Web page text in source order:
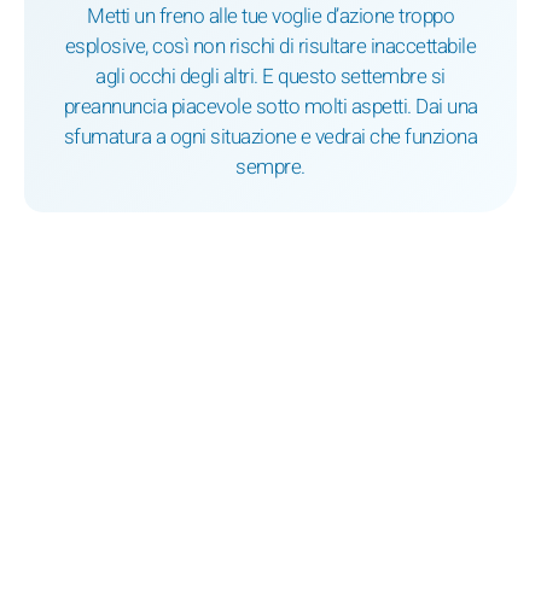
Metti un freno alle tue voglie d’azione troppo
esplosive, così non rischi di risultare inaccettabile
agli occhi degli altri. E questo settembre si
preannuncia piacevole sotto molti aspetti. Dai una
sfumatura a ogni situazione e vedrai che funziona
sempre.